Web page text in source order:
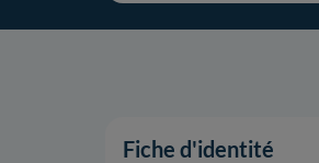
Fiche d'identité